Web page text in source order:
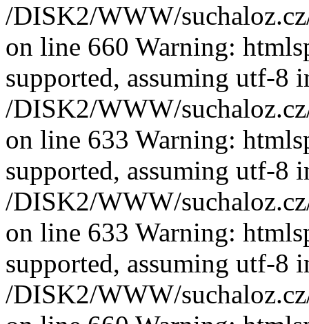
/DISK2/WWW/
on line 660 Warning:
supported, assuming utf-8
/DISK2/WWW/
on line 633 Warning:
supported, assuming utf-8
/DISK2/WWW/
on line 633 Warning:
supported, assuming utf-8
/DISK2/WWW/